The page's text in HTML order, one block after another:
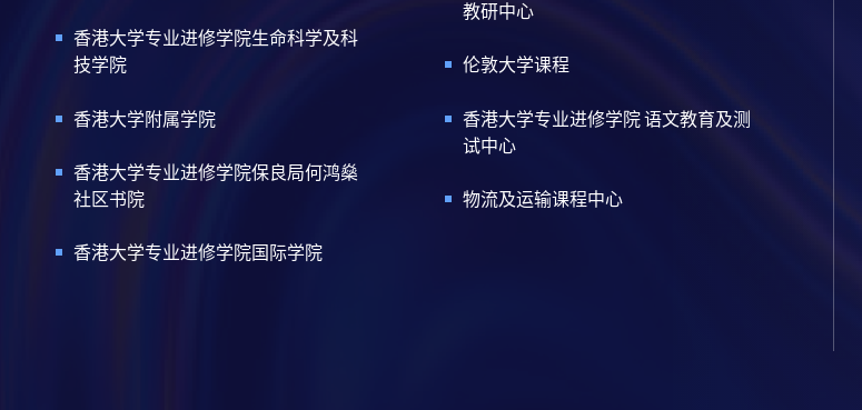
香港大学专业进修学院生命科学及科
技学院
香港大学附属学院
香港大学专业进修学院保良局何鸿燊
社区书院
香港大学专业进修学院国际学院
教研中心
伦敦大学课程
香港大学专业进修学院 语文教育及测
试中心
物流及运输课程中心